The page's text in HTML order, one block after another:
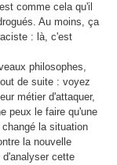
comme cela qu'il
Au moins, ça
: là, c'est
philosophes,
de suite : voyez
métier d'attaquer,
peux le faire qu'une
la situation
la nouvelle
cette